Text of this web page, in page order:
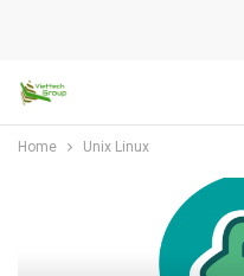
Home Unix Linux